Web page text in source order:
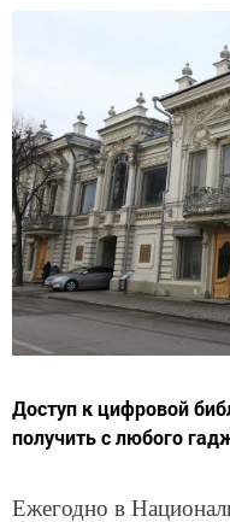
Доступ к цифровой
получить с любого
Ежегодно в